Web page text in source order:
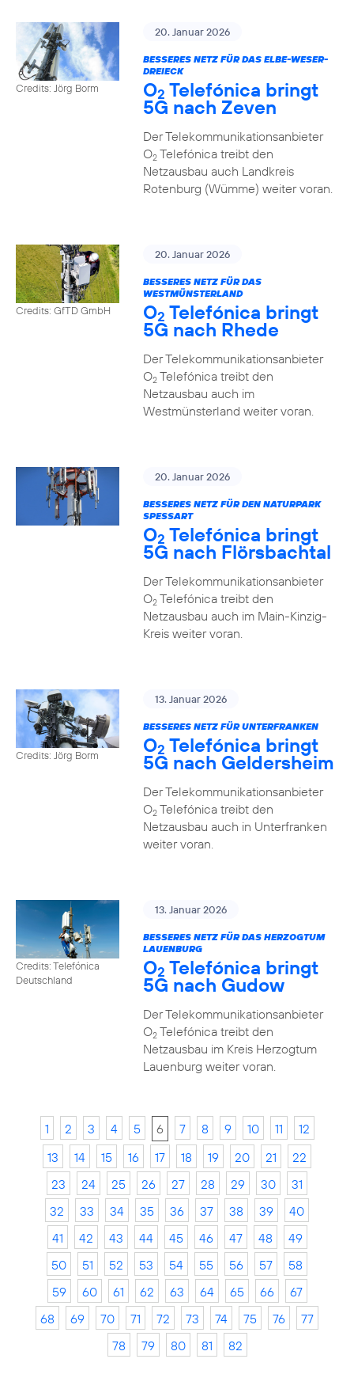
Credits: Jörg Borm
20. Januar 2026
BESSERES NETZ FÜR DAS ELBE-WESER-
DREIECK
O2 Telefónica bringt
5G nach Zeven
Der Telekommunikationsanbieter
O2Telefónica treibt den
Netzausbau auch Landkreis
Rotenburg (Wümme) weiter voran.
Credits: GfTD GmbH
20. Januar 2026
BESSERES NETZ FÜR DAS
WESTMÜNSTERLAND
O2 Telefónica bringt
5G nach Rhede
Der Telekommunikationsanbieter
O2Telefónica treibt den
Netzausbau auch im
Westmünsterland weiter voran.
20. Januar 2026
BESSERES NETZ FÜR DEN NATURPARK
SPESSART
O2 Telefónica bringt
5G nach Flörsbachtal
Der Telekommunikationsanbieter
O2Telefónica treibt den
Netzausbau auch im Main-Kinzig-
Kreis weiter voran.
Credits: Jörg Borm
13. Januar 2026
BESSERES NETZ FÜR UNTERFRANKEN
O2 Telefónica bringt
5G nach Geldersheim
Der Telekommunikationsanbieter
O2Telefónica treibt den
Netzausbau auch in Unterfranken
weiter voran.
Credits: Telefónica
Deutschland
13. Januar 2026
BESSERES NETZ FÜR DAS HERZOGTUM
LAUENBURG
O2 Telefónica bringt
5G nach Gudow
Der Telekommunikationsanbieter
O2Telefónica treibt den
Netzausbau im Kreis Herzogtum
Lauenburg weiter voran.
1 2 3 4 5 6 7 8 9 10 11
12
13
14 15 16 17 18 19 20 21
22
23
24 25 26 27 28 29 30
31
32
33 34 35 36 37 38 39
40
41
42 43 44 45 46 47 48
49
50
51 52 53 54 55 56 57
58
59
60 61 62 63 64 65 66
67
68
69 70 71 72 73 74 75 76
77
78
79 80 81 82